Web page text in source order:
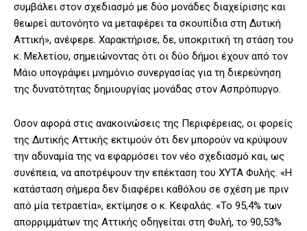
συμβάλει στον σχεδιασμό με δύο μονάδες διαχείρισης και
θεωρεί αυτονόητο να μεταφέρει τα σκουπίδια στη Δυτική
Αττική», ανέφερε. Χαρακτήρισε, δε, υποκριτική τη στάση του
κ. Μελετίου, σημειώνοντας ότι οι δύο δήμοι έχουν από τον
Μάιο υπογράψει μνημόνιο συνεργασίας για τη διερεύνηση
της δυνατότητας δημιουργίας μονάδας στον Ασπρόπυργο.
Οσον αφορά στις ανακοινώσεις της Περιφέρειας, οι φορείς
της Δυτικής Αττικής εκτιμούν ότι δεν μπορούν να κρύψουν
την αδυναμία της να εφαρμόσει τον νέο σχεδιασμό και, ως
συνέπεια, να αποτρέψουν την επέκταση του ΧΥΤΑ Φυλής. «Η
κατάσταση σήμερα δεν διαφέρει καθόλου σε σχέση με πριν
από μία τετραετία», εκτίμησε ο κ. Κεφαλάς. «Το 95,4% των
απορριμμάτων της Αττικής οδηγείται στη Φυλή, το 90,53%